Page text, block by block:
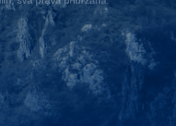
47300 Ogulin